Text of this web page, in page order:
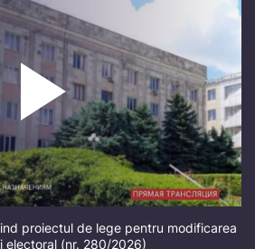
proiectul de lege pentru modificarea
electoral (nr. 280/2026)